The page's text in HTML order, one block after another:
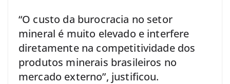
“O custo da burocracia no setor
mineral é muito elevado e interfere
diretamente na competitividade dos
produtos minerais brasileiros no
mercado externo”, justificou.